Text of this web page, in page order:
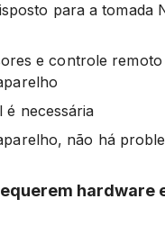
para a tomada
e controle
é necessária
não há
hardware